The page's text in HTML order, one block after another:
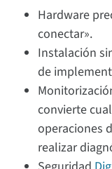
Hardware
conectar».
Instalación
de
convierte
operaciones
realizar